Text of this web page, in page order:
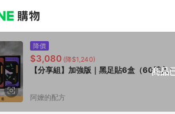
商品
降價
$3,080 (降$1,240)
【分享組】加強版｜黑足貼6盒（60雙入
阿嬤的配方